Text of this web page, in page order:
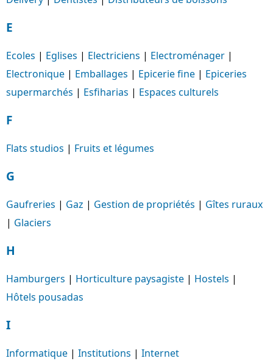
E
Ecoles | Eglises | Electriciens | Electroménager |
Electronique | Emballages | Epicerie fine | Epiceries
supermarchés | Esfiharias | Espaces culturels
F
Flats studios | Fruits et légumes
G
Gaufreries | Gaz | Gestion de propriétés | Gîtes ruraux
| Glaciers
H
Hamburgers | Horticulture paysagiste | Hostels |
Hôtels pousadas
I
Informatique | Institutions | Internet